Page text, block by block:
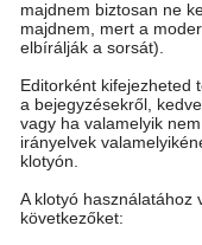
majdnem biztosan ne
majdnem, mert a
elbírálják a sorsát).
Editorként kifejezheted
a bejegyzésekről,
vagy ha valamelyik
irányelvek
klotyón.
A klotyó használatához
következőket: